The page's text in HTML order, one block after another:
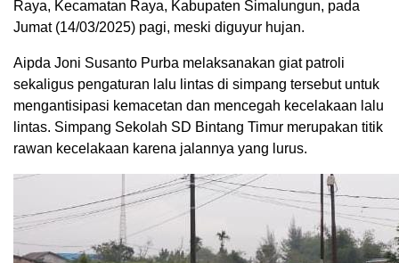
Raya, Kecamatan Raya, Kabupaten Simalungun, pada
Jumat (14/03/2025) pagi, meski diguyur hujan.
Aipda Joni Susanto Purba melaksanakan giat patroli
sekaligus pengaturan lalu lintas di simpang tersebut untuk
mengantisipasi kemacetan dan mencegah kecelakaan lalu
lintas. Simpang Sekolah SD Bintang Timur merupakan titik
rawan kecelakaan karena jalannya yang lurus.